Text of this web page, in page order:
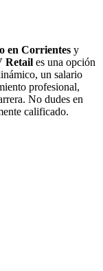
en Corrientes y
Retail es una opción
un salario
profesional,
No dudes en
calificado.